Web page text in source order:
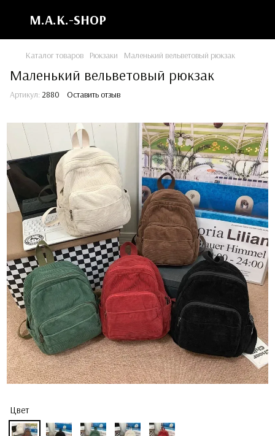
M.A.K.-SHOP
Каталог товаров Рюкзаки Маленький вельветовый рюкзак
Маленький вельветовый рюкзак
Артикул: 2880 Оставить отзыв
Цвет